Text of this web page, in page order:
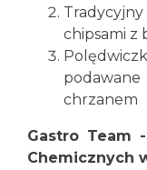
chipsami z
chrzanem
Gastro Team
Chemicznych